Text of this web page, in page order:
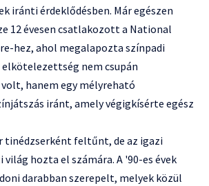
iránti érdeklődésben. Már egészen
12 évesen csatlakozott a National
hez, ahol megalapozta színpadi
elkötelezettség nem csupán
hanem egy mélyreható
iránt, amely végigkísérte egész
tinédzserként feltűnt, de az igazi
hozta el számára. A '90-es évek
darabban szerepelt, melyek közül